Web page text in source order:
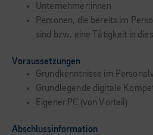
Unternehmer:innen
Personen, die bereits im
sind bzw. eine Tätigkeit in
Voraussetzungen
Grundkenntnisse im
Grundlegende digitale
Eigener PC (von Vorteil)
Abschlussinformation